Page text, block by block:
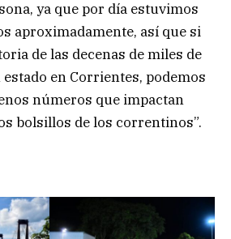
ya que por día estuvimos
aproximadamente, así que si
de las decenas de miles de
en Corrientes, podemos
números que impactan
bolsillos de los correntinos”.